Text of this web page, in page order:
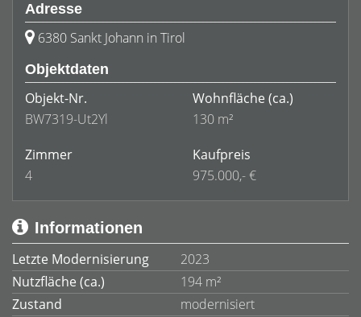
Adresse
6380 Sankt Johann in Tirol
Objektdaten
Objekt-Nr.
BW7319-Ut2Yl
Wohnfläche (ca.)
130 m²
Zimmer
4
Kaufpreis
975.000,- €
Informationen
Letzte Modernisierung
2023
Nutzfläche (ca.)
194 m²
Zustand
modernisiert